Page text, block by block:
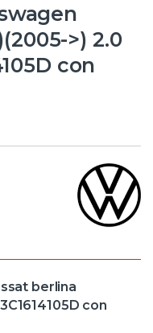
>) 2.0
con
berlina
con